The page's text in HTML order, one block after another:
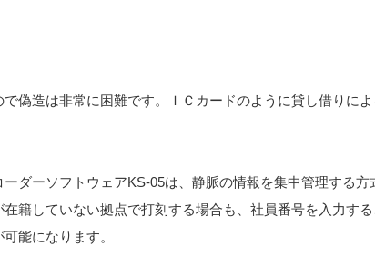
偽造は非常に困難です。ＩＣカードのように貸し借りによ
ダーソフトウェアKS-05は、静脈の情報を集中管理する方
籍していない拠点で打刻する場合も、社員番号を入力す
能になります。